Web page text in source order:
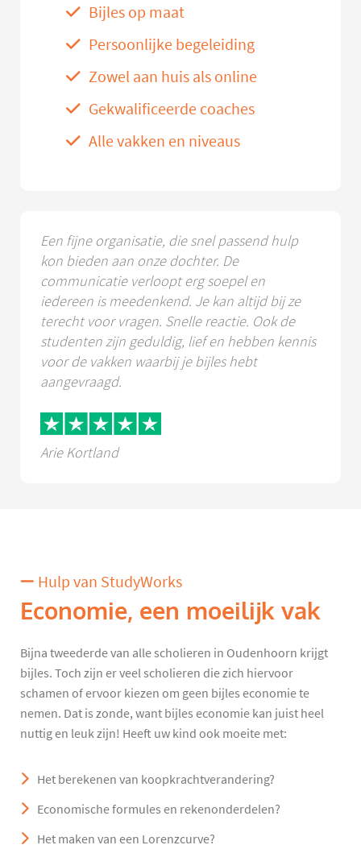
Bijles op maat
Persoonlijke begeleiding
Zowel aan huis als online
Gekwalificeerde coaches
Alle vakken en niveaus
Een fijne organisatie, die snel passend hulp
kon bieden aan onze dochter. De
communicatie verloopt erg soepel en
iedereen is meedenkend. Je kan altijd bij ze
terecht voor vragen. Snelle reactie. Ook de
studenten zijn geduldig, lief en hebben kennis
voor de vakken waarbij je bijles hebt
aangevraagd.
Arie Kortland
Hulp van StudyWorks
Economie, een moeilijk vak
Bijna tweederde van alle scholieren in Oudenhoorn krijgt
bijles. Toch zijn er veel scholieren die zich hiervoor
schamen of ervoor kiezen om geen bijles economie te
nemen. Dat is zonde, want bijles economie kan juist heel
nuttig en leuk zijn! Heeft uw kind ook moeite met:
Het berekenen van koopkrachtverandering?
Economische formules en rekenonderdelen?
Het maken van een Lorenzcurve?